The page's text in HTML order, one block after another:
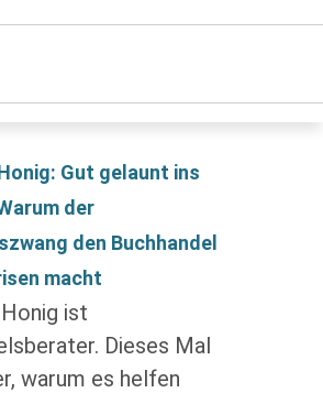
Gut gelaunt ins
der
den Buchhandel
macht
ist
Dieses Mal
warum es helfen